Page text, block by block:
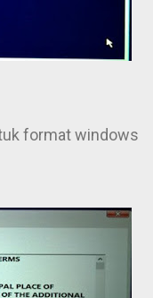
format windows